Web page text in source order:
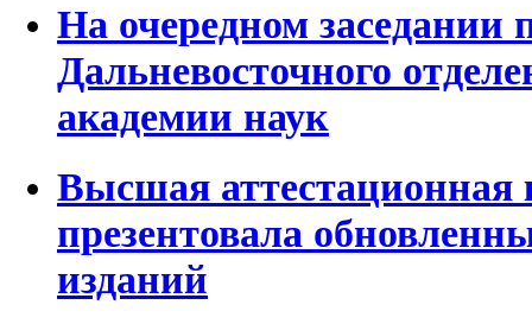
На очередном заседании
Дальневосточного
академии наук
Высшая
презентовала
изданий